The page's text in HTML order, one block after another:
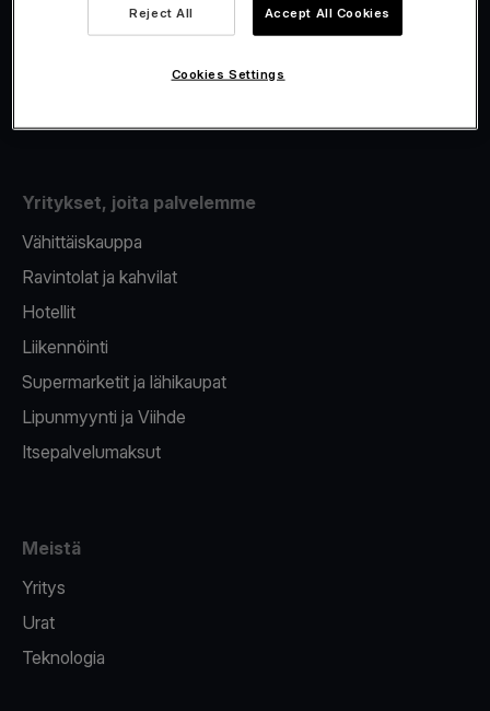
Fiskalisointi
Korttien myöntäminen
Yritykset, joita palvelemme
Vähittäiskauppa
Ravintolat ja kahvilat
Hotellit
Liikennöinti
Supermarketit ja lähikaupat
Lipunmyynti ja Viihde
Itsepalvelumaksut
Meistä
Yritys
Urat
Teknologia
Reject All Accept All Cookies
Cookies Settings